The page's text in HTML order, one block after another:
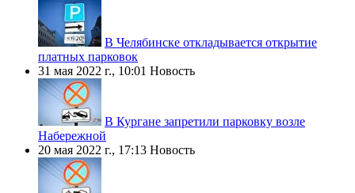
В Челябинске откладывается открытие
платных парковок
31 мая 2022 г., 10:01 Новость
В Кургане запретили парковку возле
Набережной
20 мая 2022 г., 17:13 Новость